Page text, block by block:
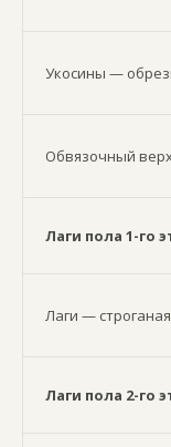
Укосины —
Обвязочный
Лаги пола 1-го
Лаги —
Лаги пола 2-го